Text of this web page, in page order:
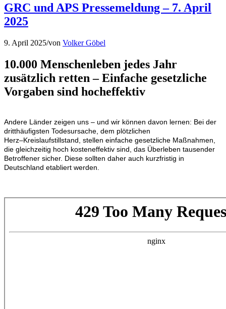
GRC und APS Pressemeldung – 7. April
2025
9. April 2025/von Volker Göbel
10.000 Menschenleben jedes Jahr
zusätzlich retten – Einfache gesetzliche
Vorgaben sind hocheffektiv
Andere Länder zeigen uns – und wir können davon lernen: Bei der
dritthäufigsten Todesursache, dem plötzlichen
Herz–Kreislaufstillstand, stellen einfache gesetzliche Maßnahmen,
die gleichzeitig hoch kosteneffektiv sind, das Überleben tausender
Betroffener sicher. Diese sollten daher auch kurzfristig in
Deutschland etabliert werden.